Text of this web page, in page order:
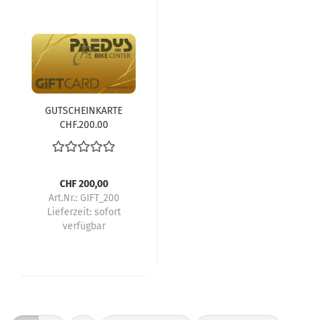
GUTSCHEINKARTE
CHF.200.00
CHF 200,00
Art.Nr.: GIFT_200
Lieferzeit: sofort
verfügbar